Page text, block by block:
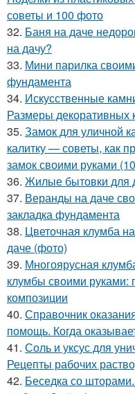
советы и 100 фото
32. Баня на даче
на дачу?
33. Мини парилка
фундамента
34. Искусственные
Размеры декоративных
35. Замок для уличной
калитку — советы, как
замок своими руками
36. Жилые бытовки для
37. Веранды на даче
закладка фундамента
38. Цветочная клумба
даче (фото)
39. Многоярусная
клумбы своими руками:
композиции
40. Справочник
помощь. Когда
41. Соль и уксус для
Рецепты рабочих
42. Беседка со